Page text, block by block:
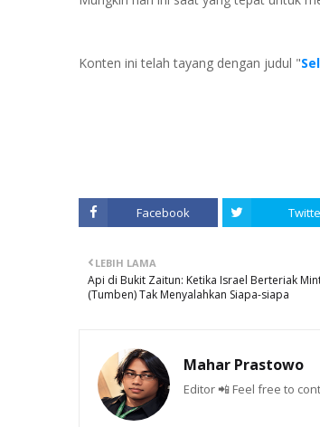
Konten ini telah tayang dengan judul "
Facebook
LEBIH LAMA
Api di Bukit Zaitun: Ketika Israel Berteriak
(Tumben) Tak Menyalahkan Siapa-siapa
Mahar Prastowo
Editor 📲 Feel free to